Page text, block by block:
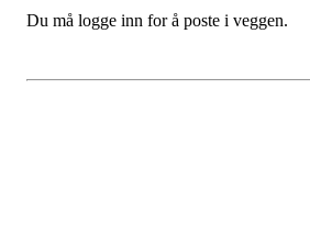
Du må logge inn for å poste i veggen.